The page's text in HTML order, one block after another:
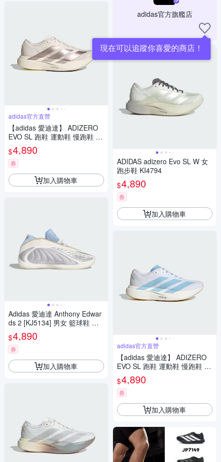
adidas官方直營
【adidas 愛迪達】 ADIZERO
EVO SL 跑鞋 運動鞋 慢跑鞋 女
鞋 KI6959
$4,890
券
加入購物車
Adidas 愛迪達 Anthony Edwar
ds 2 [KJ5134] 男女 籃球鞋 穩
定 支撐 緩震 銀 藍
$4,890
券
加入購物車
adidas官方旗艦店
現在可以追蹤你喜愛的商店！
ADIDAS adizero Evo SL W 女
跑步鞋 KI4794
$4,890
券
加入購物車
adidas官方直營
【adidas 愛迪達】 ADIZERO
EVO SL 跑鞋 運動鞋 慢跑鞋 女
鞋 JQ4526
$4,890
券
加入購物車